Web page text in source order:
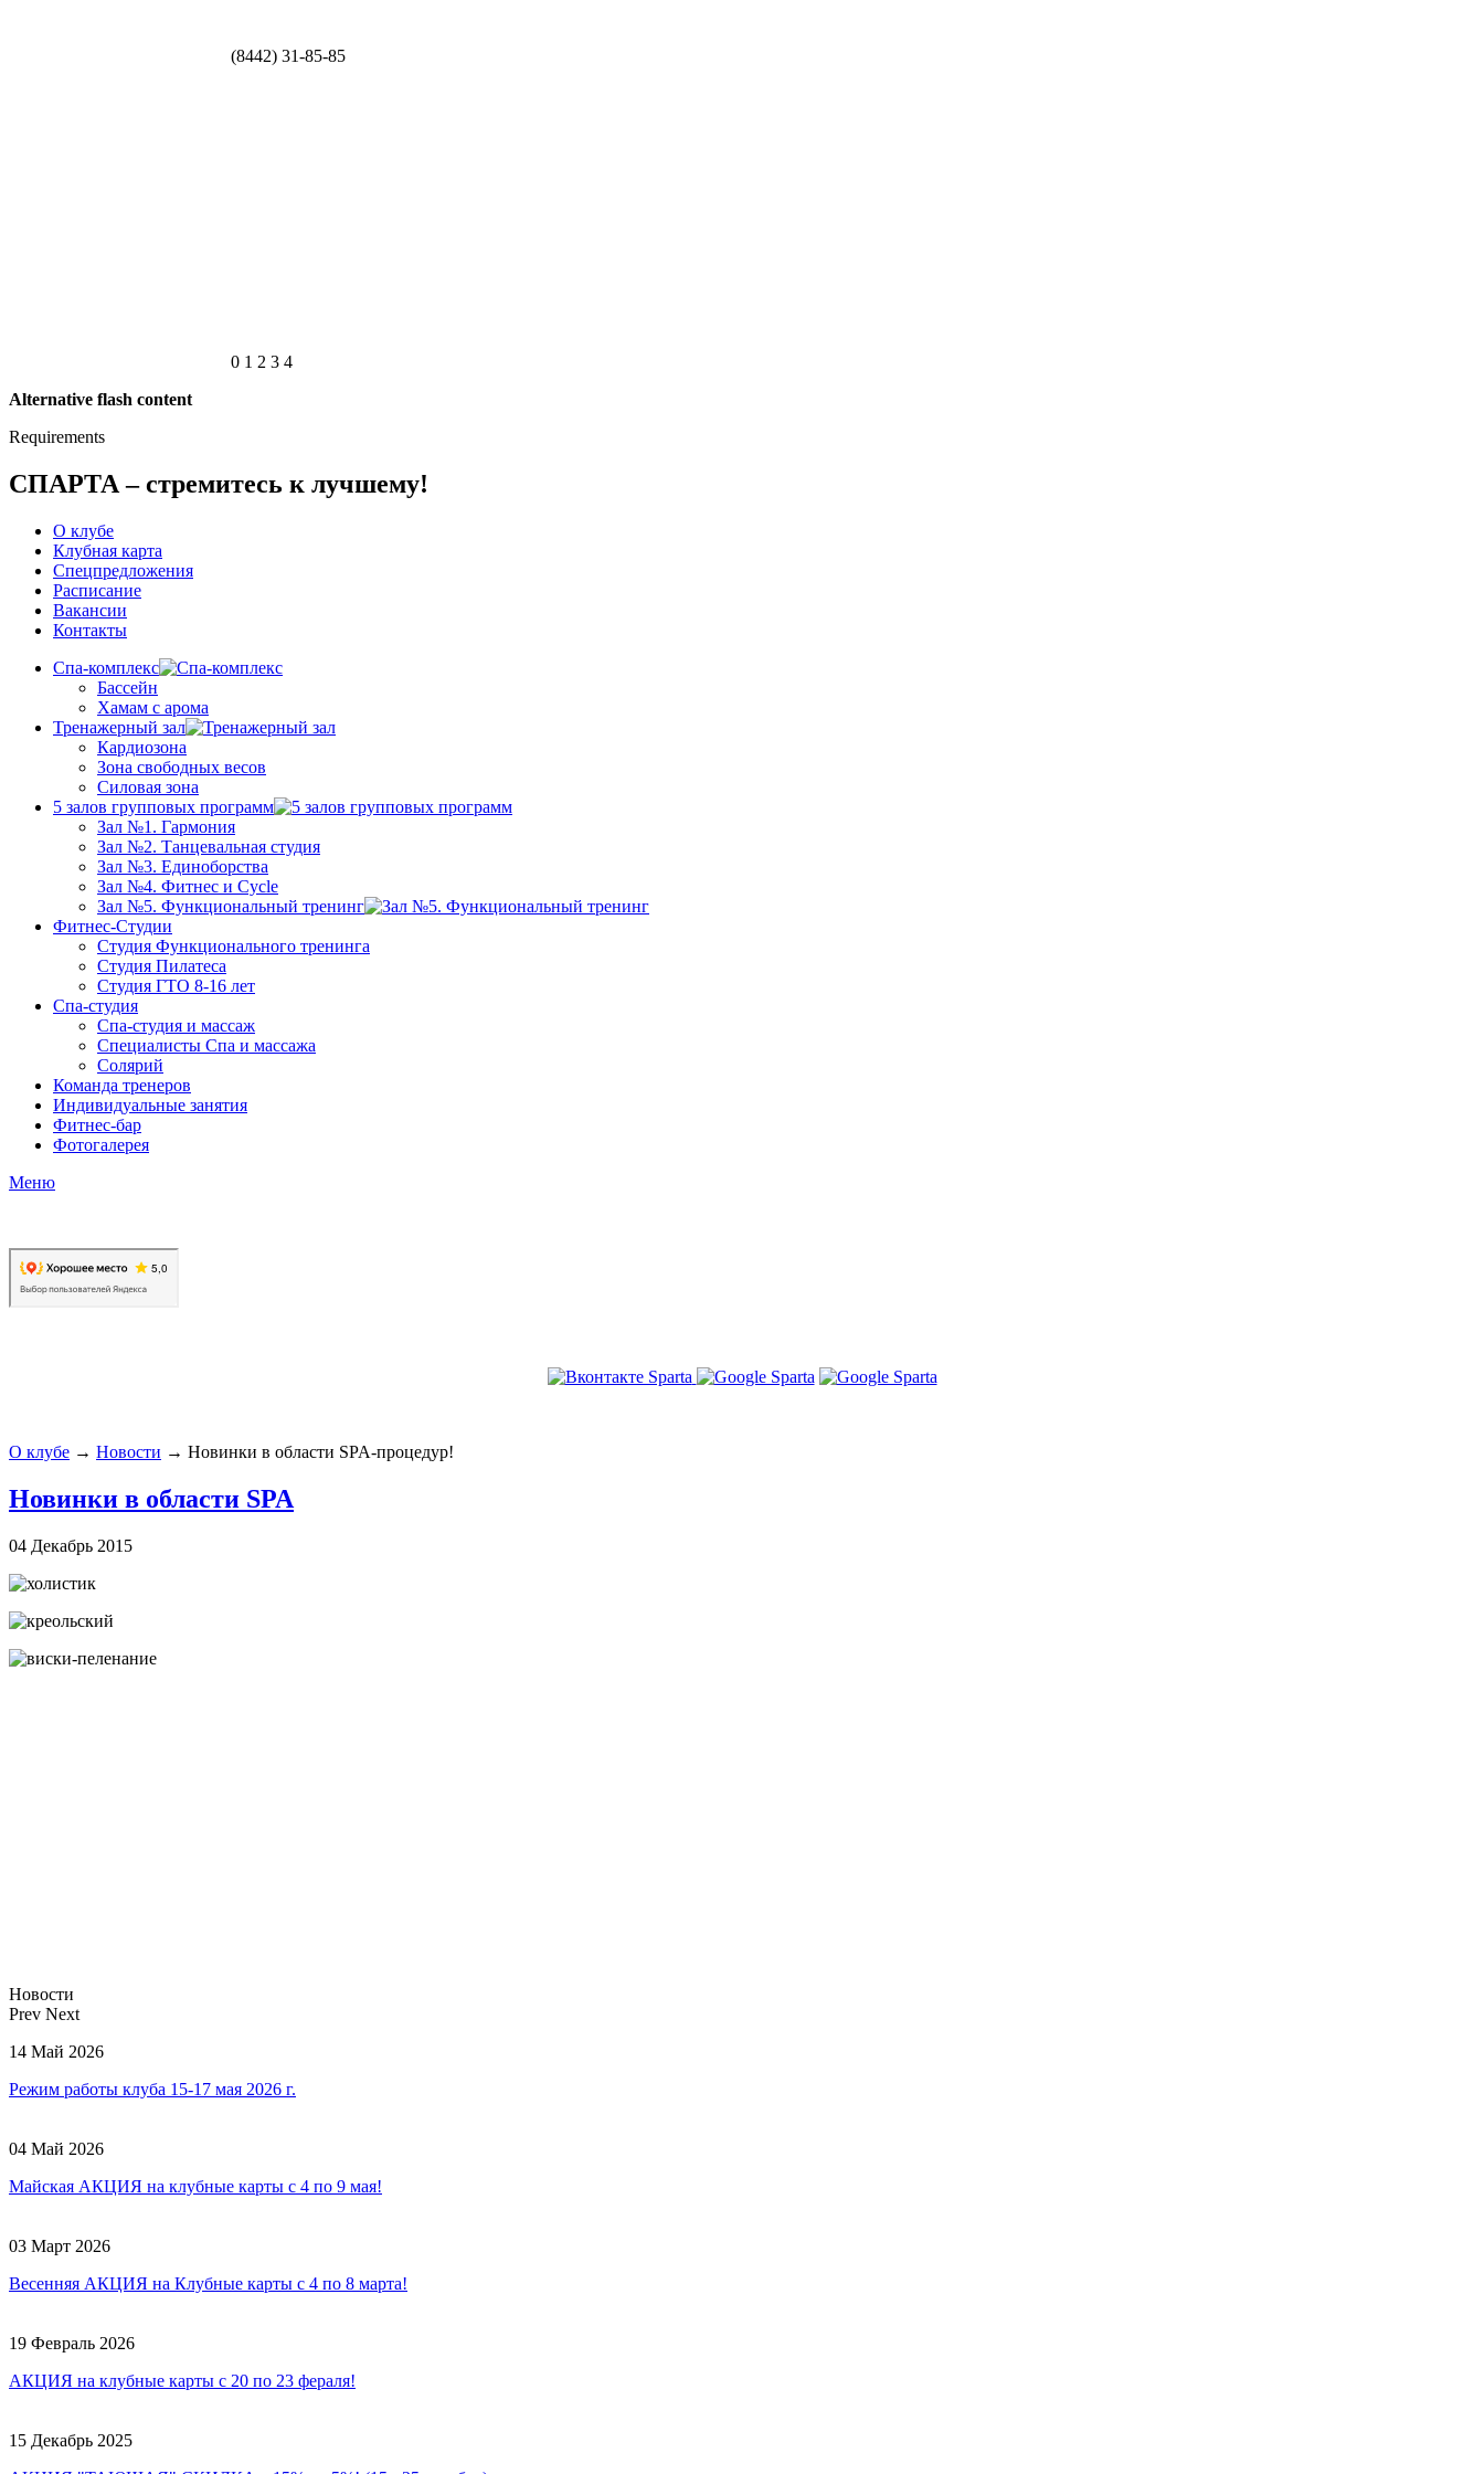
(8442) 31-85-85
0 1 2 3 4
Alternative flash content
Requirements
СПАРТА – стремитесь к лучшему!
О клубе
Клубная карта
Спецпредложения
Расписание
Вакансии
Контакты
Спа-комплекс
Бассейн
Хамам с арома
Тренажерный зал
Кардиозона
Зона свободных весов
Силовая зона
5 залов групповых программ
Зал №1. Гармония
Зал №2. Танцевальная студия
Зал №3. Единоборства
Зал №4. Фитнес и Cycle
Зал №5. Функциональный тренинг
Фитнес-Студии
Студия Функционального тренинга
Студия Пилатеса
Студия ГТО 8-16 лет
Спа-студия
Спа-студия и массаж
Специалисты Спа и массажа
Солярий
Команда тренеров
Индивидуальные занятия
Фитнес-бар
Фотогалерея
Меню
О клубе → Новости → Новинки в области SPA-процедур!
Новинки в области SPA
04 Декабрь 2015
Новости
Prev Next
14 Май 2026
Режим работы клуба 15-17 мая 2026 г.
04 Май 2026
Майская АКЦИЯ на клубные карты с 4 по 9 мая!
03 Март 2026
Весенняя АКЦИЯ на Клубные карты с 4 по 8 марта!
19 Февраль 2026
АКЦИЯ на клубные карты с 20 по 23 фераля!
15 Декабрь 2025